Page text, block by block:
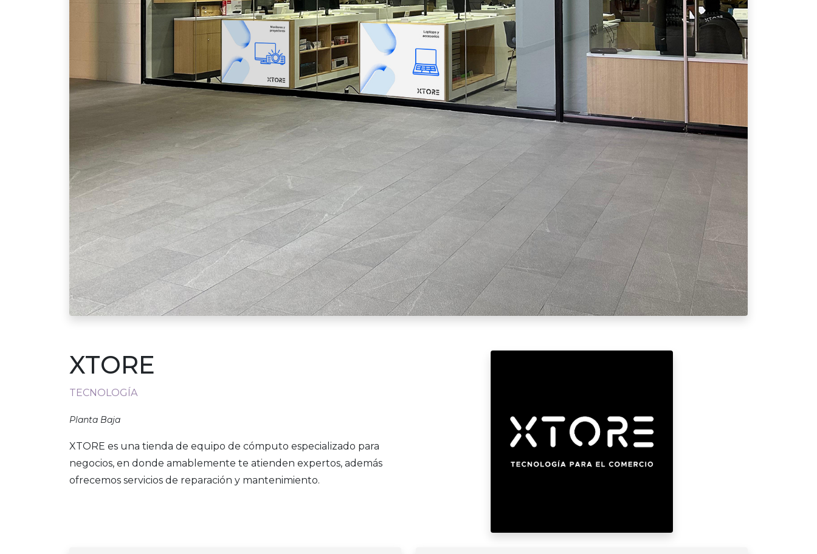
XTORE
TECNOLOGÍA
Planta Baja
XTORE es una tienda de equipo de cómputo especializado para
negocios, en donde amablemente te atienden expertos, además
ofrecemos servicios de reparación y mantenimiento.